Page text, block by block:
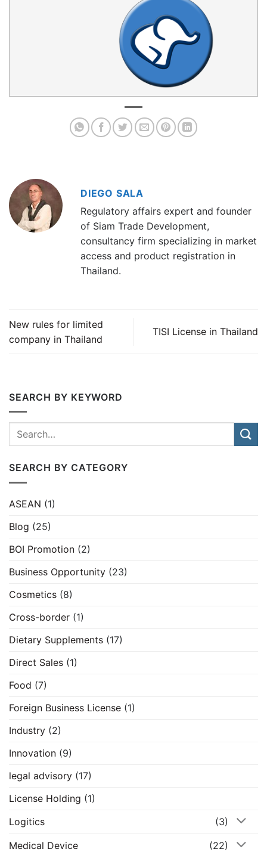
DIEGO SALA
Regulatory affairs expert and founder
of Siam Trade Development,
consultancy firm specializing in market
access and product registration in
Thailand.
New rules for limited
company in Thailand
TISI License in Thailand
SEARCH BY KEYWORD
SEARCH BY CATEGORY
ASEAN (1)
Blog (25)
BOI Promotion (2)
Business Opportunity (23)
Cosmetics (8)
Cross-border (1)
Dietary Supplements (17)
Direct Sales (1)
Food (7)
Foreign Business License (1)
Industry (2)
Innovation (9)
legal advisory (17)
License Holding (1)
Logitics
(3)
Medical Device
(22)